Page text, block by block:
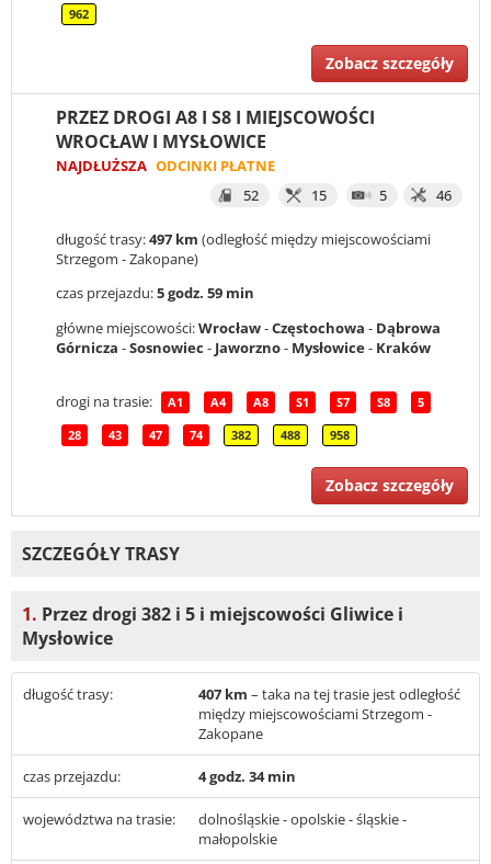
962
Zobacz szczegóły
PRZEZ DROGI A8 I S8 I MIEJSCOWOŚCI
WROCŁAW I MYSŁOWICE
NAJDŁUŻSZA ODCINKI PŁATNE
52
15 5 46
długość trasy:497 km (odległość między miejscowościami
Strzegom - Zakopane)
czas przejazdu:5 godz. 59 min
główne miejscowości:Wrocław-Częstochowa - Dąbrowa
Górnicza -Sosnowiec - Jaworzno- Mysłowice- Kraków
drogi na trasie: A1 A4 A8 S1 S7 S8 5
28 43 47 74 382 488 958
Zobacz szczegóły
SZCZEGÓŁY TRASY
1. Przez drogi 382 i 5 i miejscowości Gliwice i
Mysłowice
długość trasy: 407 km – taka na tej trasie jest odległość
między miejscowościami Strzegom -
Zakopane
czas przejazdu: 4 godz. 34 min
województwa na trasie:
dolnośląskie - opolskie - śląskie -
małopolskie